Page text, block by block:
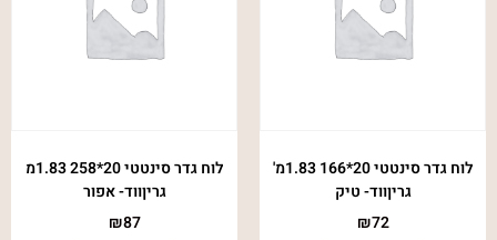
לוח גדר סינטטי 20*166 1.83מ'
גריןווד- טיק
₪72
לוח גדר סינטטי 20*258 1.83מ
גריןווד- אפור
₪87